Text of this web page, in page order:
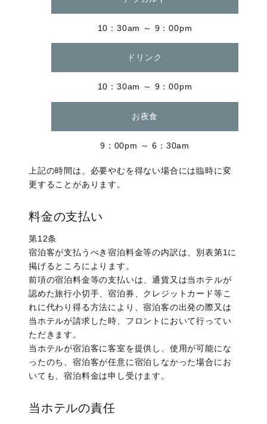
10：30am ～ 9：00pm
ドリンク
10：30am ～ 9：00pm
お夜食
9：00pm ～ 6：30am
上記の時間は、必要やむを得ない場合には臨時に変
更することがあります。
料金の支払い
第12条
宿泊客が支払うべき宿泊料金等の内訳は、別表第1に
掲げるところによります。
前項の宿泊料金等の支払いは、通貨又は当ホテルが
認めた旅行小切手、宿泊券、クレジットカード等こ
れに代わり得る方法により、宿泊客の出発の際又は
当ホテルが請求した時、フロントにおいて行ってい
ただきます。
当ホテルが宿泊客に客室を提供し、使用が可能にな
ったのち、宿泊客が任意に宿泊しなかった場合にお
いても、宿泊料金は申し受けます。
当ホテルの責任